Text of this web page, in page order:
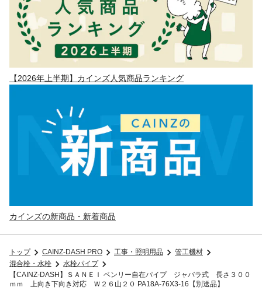
【2026年上半期】カインズ人気商品ランキング
カインズの新商品・新着商品
トップ CAINZ-DASH PRO 工事・照明用品
管工機材
混合栓・水栓
水栓パイプ
【CAINZ-DASH】ＳＡＮＥＩ ベンリー自在パイプ ジャバラ式 長さ３００
ｍｍ 上向き下向き対応 Ｗ２６山２０ PA18A-76X3-16【別送品】